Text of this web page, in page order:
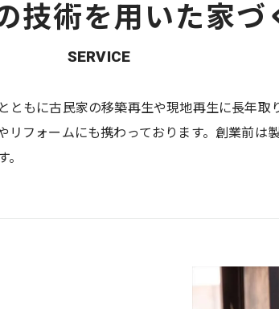
技術を用いた家づ
SERVICE
もに古民家の移築再生や現地再生に長年
フォームにも携わっております。創業前は